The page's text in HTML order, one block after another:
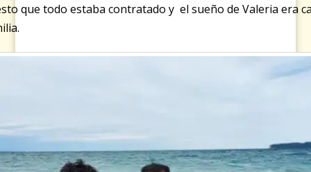
que todo estaba contratado y el sueño de Valeria era